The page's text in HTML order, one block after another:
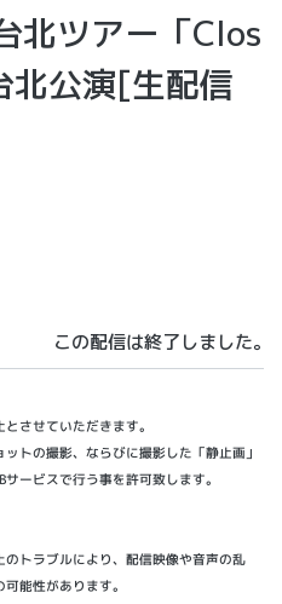
北ツアー「Clos
公演[生配信
この配信は終了しました。
させていただきます。
トの撮影、ならびに撮影した「静止画」
ービスで行う事を許可致します。
トラブルにより、配信映像や音声の乱
能性があります。